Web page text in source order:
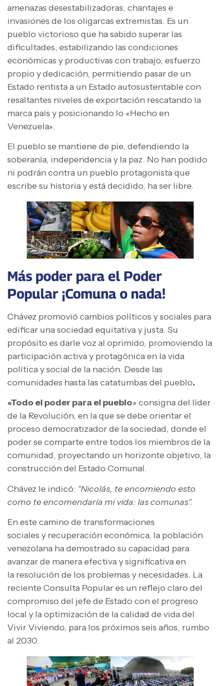
amenazas desestabilizadoras, chantajes e
invasiones de los oligarcas extremistas. Es un
pueblo victorioso que ha sabido superar las
dificultades, estabilizando las condiciones
económicas y productivas con trabajo, esfuerzo
propio y dedicación, permitiendo pasar de un
Estado rentista a un Estado autosustentable con
resaltantes niveles de exportación rescatando la
marca país y posicionando lo «Hecho en
Venezuela».
El pueblo se mantiene de pie, defendiendo la
soberanía, independencia y la paz. No han podido
ni podrán contra un pueblo protagonista que
escribe su historia y está decidido, ha ser libre.
Más poder para el Poder
Popular ¡Comuna o nada!
Chávez promovió cambios políticos y sociales para
edificar una sociedad equitativa y justa. Su
propósito es darle voz al oprimido, promoviendo la
participación activa y protagónica en la vida
política y social de la nación. Desde las
comunidades hasta las catatumbas del pueblo.
«Todo el poder para el pueblo» consigna del líder
de la Revolución, en la que se debe orientar el
proceso democratizador de la sociedad, donde el
poder se comparte entre todos los miembros de la
comunidad, proyectando un horizonte objetivo, la
construcción del Estado Comunal.
Chávez le indicó: “Nicolás, te encomiendo esto
como te encomendaría mi vida: las comunas”.
En este camino de transformaciones
sociales y recuperación económica, la población
venezolana ha demostrado su capacidad para
avanzar de manera efectiva y significativa en
la resolución de los problemas y necesidades. La
reciente Consulta Popular es un reflejo claro del
compromiso del jefe de Estado con el progreso
local y la optimización de la calidad de vida del
Vivir Viviendo, para los próximos seis años, rumbo
al 2030.